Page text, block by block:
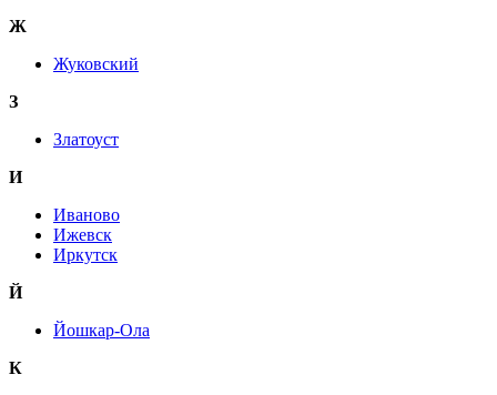
Ж
Жуковский
З
Златоуст
И
Иваново
Ижевск
Иркутск
Й
Йошкар-Ола
К